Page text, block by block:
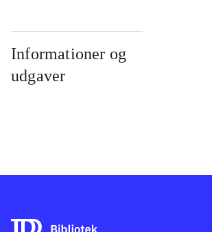
Informationer og
udgaver